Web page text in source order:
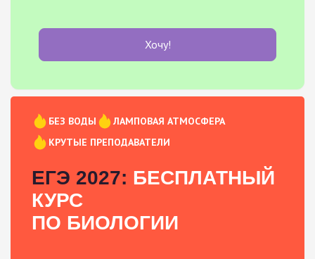
Хочу!
БЕЗ ВОДЫ
ЛАМПОВАЯ АТМОСФЕРА
КРУТЫЕ ПРЕПОДАВАТЕЛИ
ЕГЭ 2027: БЕСПЛАТНЫЙ
КУРС
ПО БИОЛОГИИ